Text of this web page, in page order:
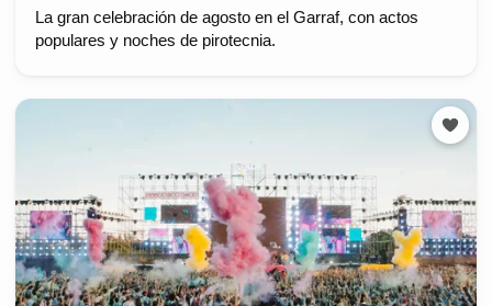
La gran celebración de agosto en el Garraf, con actos
populares y noches de pirotecnia.